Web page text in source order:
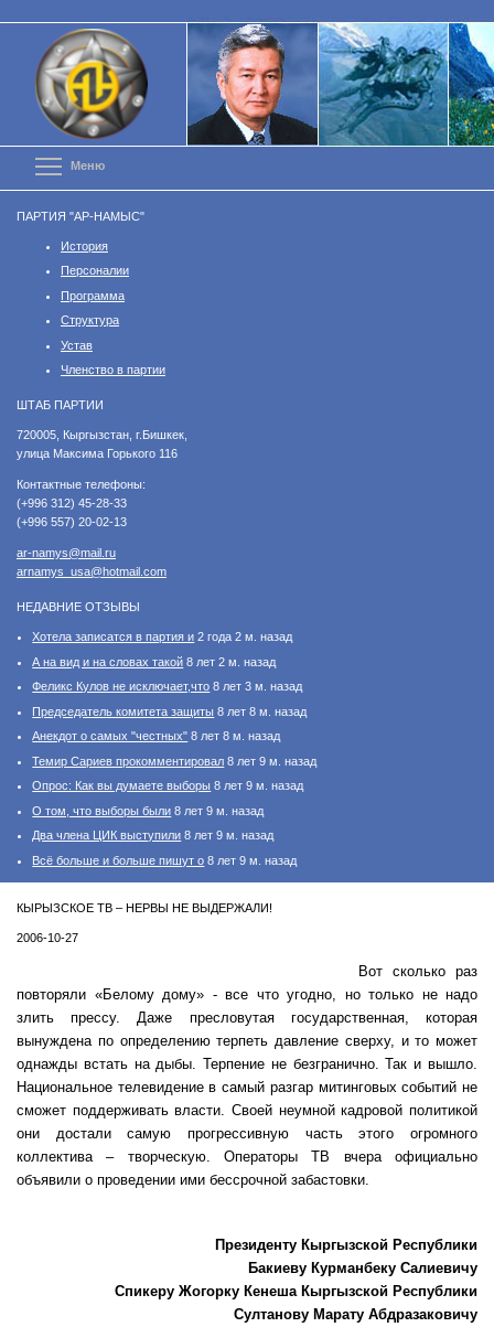
к
основному
содержанию
Меню
ПАРТИЯ "АР-НАМЫС"
История
Персоналии
Программа
Структура
Устав
Членство в партии
ШТАБ ПАРТИИ
​720005, Кыргызстан, г.Бишкек,
улица Максима Горького 116
Контактные телефоны:
(+996 312) 45-28-33
(+996 557) 20-02-13
ar-namys@mail.ru
arnamys_usa@hotmail.com
НЕДАВНИЕ ОТЗЫВЫ
Хотела записатся в партия и 2 года 2 м. назад
А на вид и на словах такой 8 лет 2 м. назад
Феликс Кулов не исключает,что 8 лет 3 м. назад
Председатель комитета защиты 8 лет 8 м. назад
Анекдот о самых "честных" 8 лет 8 м. назад
Темир Сариев прокомментировал 8 лет 9 м. назад
Опрос: Как вы думаете выборы 8 лет 9 м. назад
О том, что выборы были 8 лет 9 м. назад
Два члена ЦИК выступили 8 лет 9 м. назад
Всё больше и больше пишут о 8 лет 9 м. назад
КЫРЫЗСКОЕ ТВ – НЕРВЫ НЕ ВЫДЕРЖАЛИ!
2006-10-27
Вот сколько раз
повторяли «Белому дому» - все что угодно, но только не надо
злить прессу. Даже пресловутая государственная, которая
вынуждена по определению терпеть давление сверху, и то может
однажды встать на дыбы. Терпение не безгранично. Так и вышло.
Национальное телевидение в самый разгар митинговых событий не
сможет поддерживать власти. Своей неумной кадровой политикой
они достали самую прогрессивную часть этого огромного
коллектива – творческую. Операторы ТВ вчера официально
объявили о проведении ими бессрочной забастовки.
Президенту Кыргызской Республики
Бакиеву Курманбеку Салиевичу
Спикеру Жогорку Кенеша Кыргызской Республики
Султанову Марату Абдразаковичу